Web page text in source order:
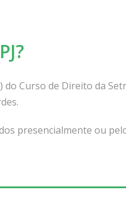
do Curso de Direito da
presencialmente ou